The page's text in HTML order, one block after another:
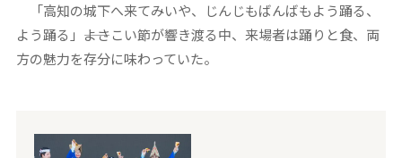
「高知の城下へ来てみいや、じんじもばんばもよう踊る、
よう踊る」――よさこい節が響き渡る中、来場者は踊りと食、両
方の魅力を存分に味わっていた。